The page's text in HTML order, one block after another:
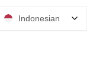
Indonesian